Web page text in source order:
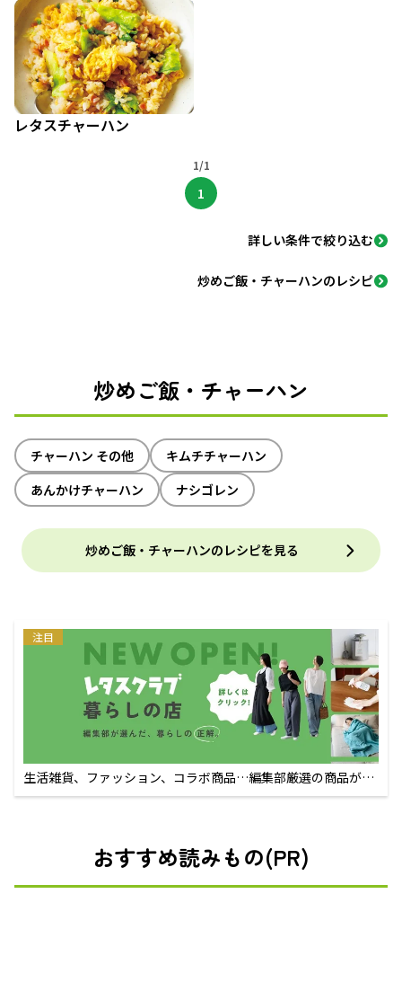
レタスチャーハン
1/1
1
詳しい条件で絞り込む
炒めご飯・チャーハンのレシピ
炒めご飯・チャーハン
チャーハン その他
キムチチャーハン
あんかけチャーハン
ナシゴレン
炒めご飯・チャーハンのレシピを見る
注目
生活雑貨、ファッション、コラボ商品…編集部厳選の商品が買
えるECサイト
おすすめ読みもの(PR)